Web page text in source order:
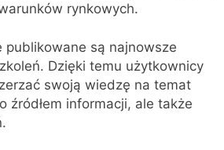
rynkowych.
są najnowsze
Dzięki temu użytkownicy
swoją wiedzę na temat
informacji, ale także